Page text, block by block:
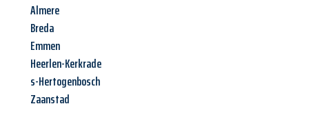
Almere
Breda
Emmen
Heerlen-Kerkrade
s-Hertogenbosch
Zaanstad